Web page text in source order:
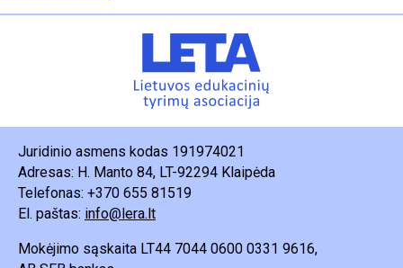
Juridinio asmens kodas 191974021
Adresas: H. Manto 84, LT-92294 Klaipėda
Telefonas: +370 655 81519
El. paštas: info@lera.lt
Mokėjimo sąskaita LT44 7044 0600 0331 9616,